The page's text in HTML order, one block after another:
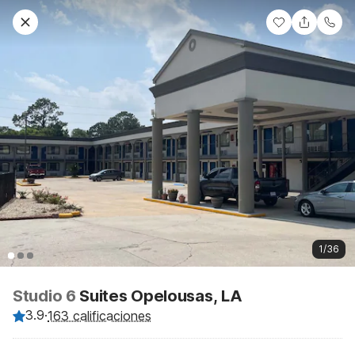
1/36
Studio 6 Suites Opelousas, LA
3.9·163 calificaciones